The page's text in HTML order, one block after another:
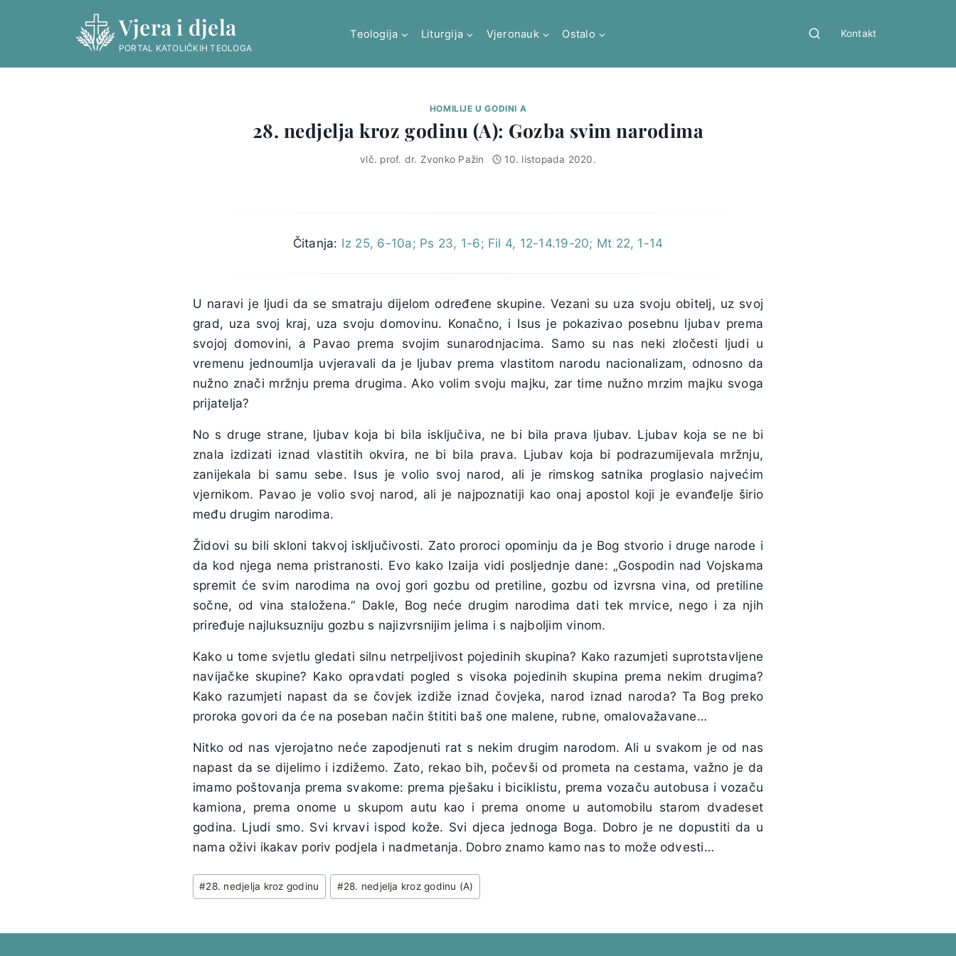
Vjera i djela
PORTAL KATOLIČKIH TEOLOGA
Teologija Liturgija Vjeronauk Ostalo Kontakt
HOMILIJE U GODINI A
28. nedjelja kroz godinu (A): Gozba svim narodima
vlč. prof. dr. Zvonko Pažin 10. listopada 2020.
Čitanja: Iz 25, 6-10a; Ps 23, 1-6; Fil 4, 12-14.19-20; Mt 22, 1-14
U naravi je ljudi da se smatraju dijelom određene skupine. Vezani su uza svoju obitelj, uz svoj
grad, uza svoj kraj, uza svoju domovinu. Konačno, i Isus je pokazivao posebnu ljubav prema
svojoj domovini, a Pavao prema svojim sunarodnjacima. Samo su nas neki zločesti ljudi u
vremenu jednoumlja uvjeravali da je ljubav prema vlastitom narodu nacionalizam, odnosno da
nužno znači mržnju prema drugima. Ako volim svoju majku, zar time nužno mrzim majku svoga
prijatelja?
No s druge strane, ljubav koja bi bila isključiva, ne bi bila prava ljubav. Ljubav koja se ne bi
znala izdizati iznad vlastitih okvira, ne bi bila prava. Ljubav koja bi podrazumijevala mržnju,
zanijekala bi samu sebe. Isus je volio svoj narod, ali je rimskog satnika proglasio najvećim
vjernikom. Pavao je volio svoj narod, ali je najpoznatiji kao onaj apostol koji je evanđelje širio
među drugim narodima.
Židovi su bili skloni takvoj isključivosti. Zato proroci opominju da je Bog stvorio i druge narode i
da kod njega nema pristranosti. Evo kako Izaija vidi posljednje dane: „Gospodin nad Vojskama
spremit će svim narodima na ovoj gori gozbu od pretiline, gozbu od izvrsna vina, od pretiline
sočne, od vina staložena.“ Dakle, Bog neće drugim narodima dati tek mrvice, nego i za njih
priređuje najluksuzniju gozbu s najizvrsnijim jelima i s najboljim vinom.
Kako u tome svjetlu gledati silnu netrpeljivost pojedinih skupina? Kako razumjeti suprotstavljene
navijačke skupine? Kako opravdati pogled s visoka pojedinih skupina prema nekim drugima?
Kako razumjeti napast da se čovjek izdiže iznad čovjeka, narod iznad naroda? Ta Bog preko
proroka govori da će na poseban način štititi baš one malene, rubne, omalovažavane…
Nitko od nas vjerojatno neće zapodjenuti rat s nekim drugim narodom. Ali u svakom je od nas
napast da se dijelimo i izdižemo. Zato, rekao bih, počevši od prometa na cestama, važno je da
imamo poštovanja prema svakome: prema pješaku i biciklistu, prema vozaču autobusa i vozaču
kamiona, prema onome u skupom autu kao i prema onome u automobilu starom dvadeset
godina. Ljudi smo. Svi krvavi ispod kože. Svi djeca jednoga Boga. Dobro je ne dopustiti da u
nama oživi ikakav poriv podjela i nadmetanja. Dobro znamo kamo nas to može odvesti…
Post
Tags:
#28. nedjelja kroz godinu #28. nedjelja kroz godinu (A)